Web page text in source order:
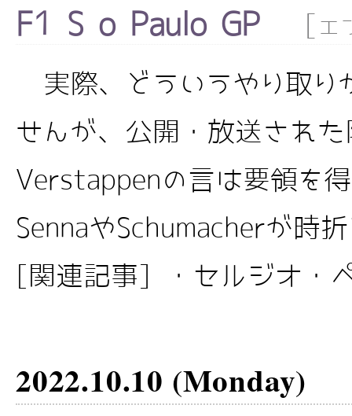
F1 São Paulo GP エ
実際、どういうやり取り
せんが、公開・放送され
Verstappenの言は要領を
SennaやSchumacherが時
[関連記事] ・セルジオ・
2022.10.10 (Monday)